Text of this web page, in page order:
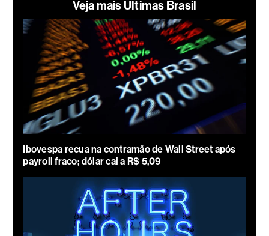
Veja mais Últimas Brasil
Ibovespa recua na contramão de Wall Street após
payroll fraco; dólar cai a R$ 5,09